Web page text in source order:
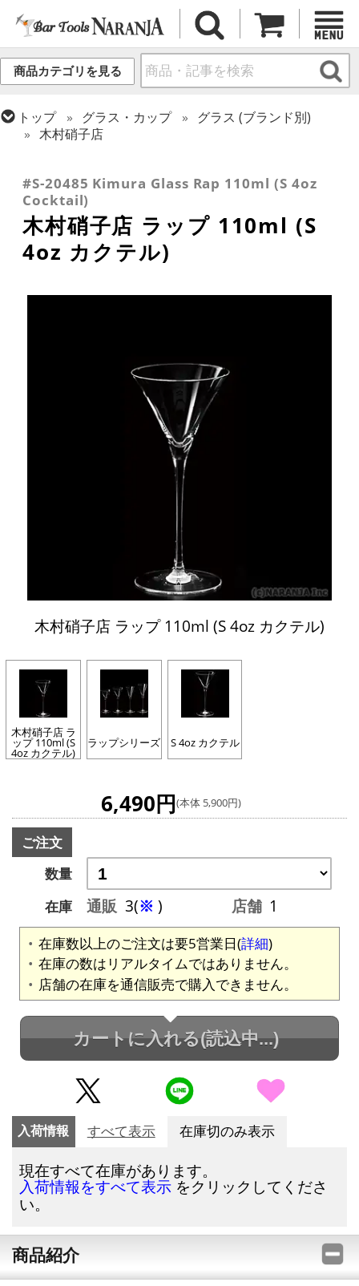
商品カテゴリを見る
トップ グラス・カップ
グラス (ブランド別)
木村硝子店
カクテルグラス (全サイズ)
#S-20485 Kimura Glass Rap 110ml (S 4oz
Cocktail)
木村硝子店 ラップ 110ml (S
4oz カクテル)
木村硝子店 ラップ 110ml (S 4oz カクテル)
木村硝子店 ラ
ップ 110ml (S
4oz カクテル)
ラップシリーズ S 4oz カクテル
6,490円(本体 5,900円)
ご注文
数量
在庫
通販 3(※ ) 店舗 1
在庫数以上のご注文は要5営業日(詳細)
在庫の数はリアルタイムではありません。
店舗の在庫を通信販売で購入できません。
カートに入れる(読込中...)
入荷情報 すべて表示 在庫切のみ表示
現在すべて在庫があります。
入荷情報をすべて表示 をクリックしてくださ
い。
商品紹介